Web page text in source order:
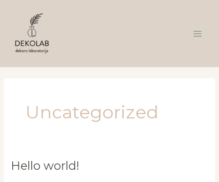
Uncategorized
Hello world!
Hello